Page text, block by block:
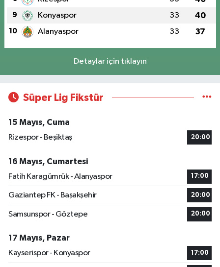
9 Konyaspor 33 40
10 Alanyaspor 33 37
Detaylar için tıklayın
Süper Lig Fikstür
15 Mayıs, Cuma
Rizespor - Beşiktaş
20:00
16 Mayıs, Cumartesi
Fatih Karagümrük - Alanyaspor
17:00
Gaziantep FK - Başakşehir 20:00
Samsunspor - Göztepe 20:00
17 Mayıs, Pazar
Kayserispor - Konyaspor
17:00